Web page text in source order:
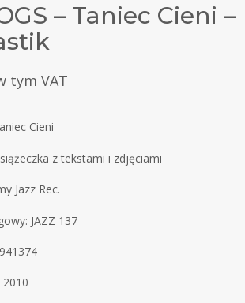
– Taniec Cieni –
tym VAT
Cieni
z tekstami i zdjęciami
Jazz Rec.
JAZZ 137